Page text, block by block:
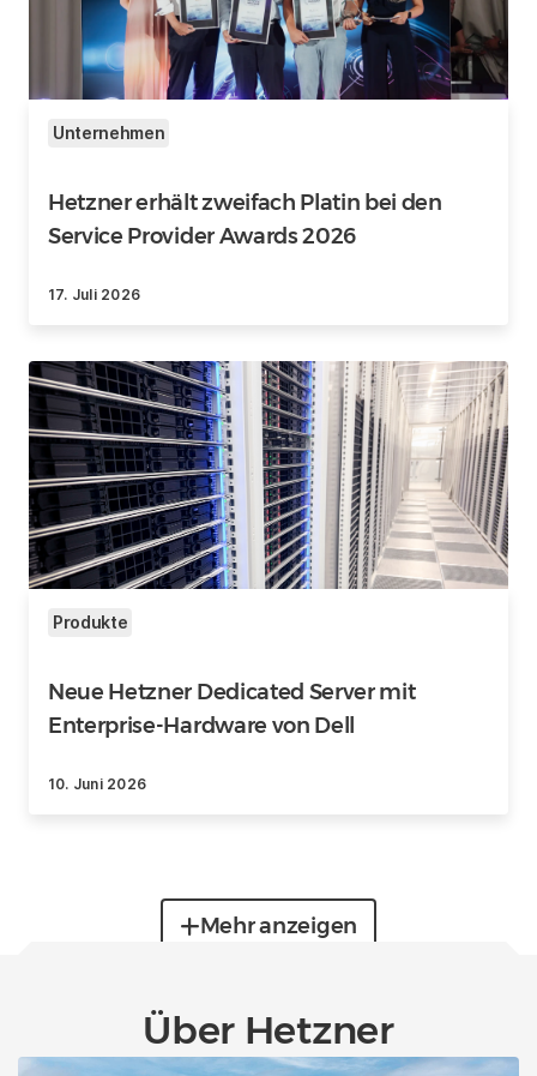
Unternehmen
Hetzner erhält zweifach Platin bei den
Service Provider Awards 2026
17. Juli 2026
Produkte
Neue Hetzner Dedicated Server mit
Enterprise-Hardware von Dell
10. Juni 2026
Mehr anzeigen
Über Hetzner